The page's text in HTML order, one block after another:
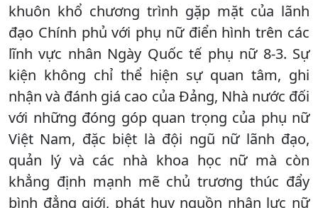
khuôn khổ chương trình gặp mặt của lãnh
đạo Chính phủ với phụ nữ điển hình trên các
lĩnh vực nhân Ngày Quốc tế phụ nữ 8-3. Sự
kiện không chỉ thể hiện sự quan tâm, ghi
nhận và đánh giá cao của Đảng, Nhà nước đối
với những đóng góp quan trọng của phụ nữ
Việt Nam, đặc biệt là đội ngũ nữ lãnh đạo,
quản lý và các nhà khoa học nữ mà còn
khẳng định mạnh mẽ chủ trương thúc đẩy
bình đẳng giới, phát huy nguồn nhân lực nữ